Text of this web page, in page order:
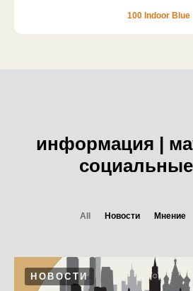
100 Indoor Blue
информация |
All Новости Мнение
НОВОСТИ